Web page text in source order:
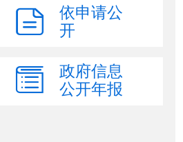
依申请公
开
政府信息
公开年报